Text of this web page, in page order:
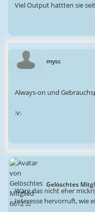
Viel Output hattten sie
mysc
Always-on und
:v:
Gelöschtes
Wäre das nicht eher
Interesse hervorruft, wie